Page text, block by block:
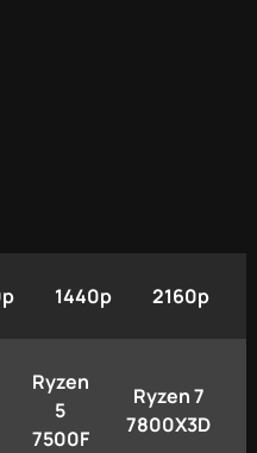
1440p 2160p
Ryzen
5
7500F
Ryzen 7
7800X3D